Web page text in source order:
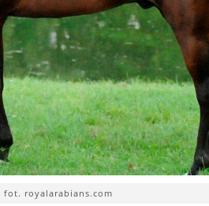
fot. royalarabians.com